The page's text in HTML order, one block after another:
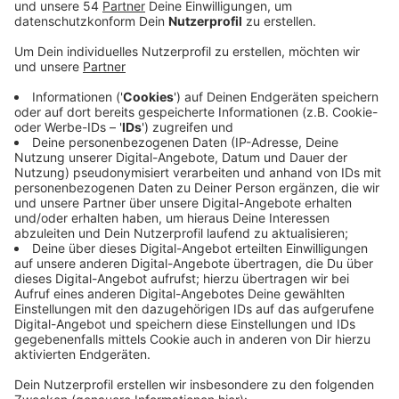
meiste wie bei der Wahl 2014 ab.
Die Wahllokale sind am Sonntag von 8 bis 18 Uhr
geöffnet. Wahlberechtigt sind gut 207.000
Mönchengladbacher, davon wählen mindestens 34.000
dieses Jahr per Brief. Briefwähler können ihren
Stimmzettel alternativ auch noch am Wahlsonntag in
den Rathäusern und Verwaltungsstellen abgeben. Wer
persönlich kommt, für den ist im Corona-Jahr manches
anders: In den Wahllokalen gilt Maskenpflicht und
Wähler sollen neben dem Personalausweis und der
Wahlbenachrichtigung auch einen eigenen Stift
mitbringen. Die Wahlergebnisse werden in diesem Jahr
nur online verfügbar sein. Die aktuellen Zahlen gibt es